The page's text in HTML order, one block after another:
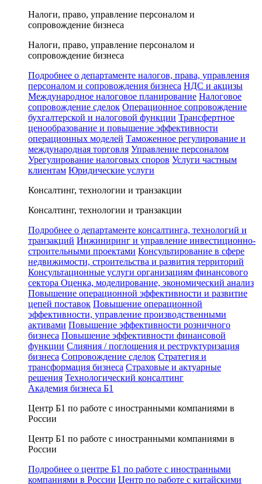
Налоги, право, управление персоналом и
сопровождение бизнеса
Налоги, право, управление персоналом и
сопровождение бизнеса
Подробнее о департаменте налогов, права, управления
персоналом и сопровождения бизнеса НДС и акцизы
Международное налоговое планирование Налоговое
сопровождение сделок Операционное сопровождение
бухгалтерской и налоговой функции Трансфертное
ценообразование и повышение эффективности
операционных моделей Таможенное регулирование и
международная торговля Управление персоналом
Урегулирование налоговых споров Услуги частным
клиентам Юридические услуги
Консалтинг, технологии и транзакции
Консалтинг, технологии и транзакции
Подробнее о департаменте консалтинга, технологий и
транзакций Инжиниринг и управление инвестиционно-
строительными проектами Консультирование в сфере
недвижимости, строительства и развития территорий
Консультационные услуги организациям финансового
сектора Оценка, моделирование, экономический анализ
Повышение операционной эффективности и развитие
цепей поставок Повышение операционной
эффективности, управление производственными
активами Повышение эффективности розничного
бизнеса Повышение эффективности финансовой
функции Слияния / поглощения и реструктуризация
бизнеса Сопровождение сделок Стратегия и
трансформация бизнеса Страховые и актуарные
решения Технологический консалтинг
Академия бизнеса Б1
Центр Б1 по работе с иностранными компаниями в
России
Центр Б1 по работе с иностранными компаниями в
России
Подробнее о центре Б1 по работе с иностранными
компаниями в России Центр по работе с китайскими